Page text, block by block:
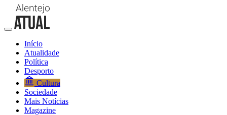
Início
Atualidade
Política
Desporto
Cultura
Sociedade
Mais Notícias
Magazine